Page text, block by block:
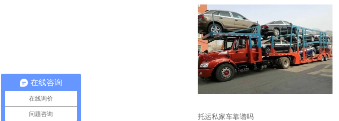
托运私家车靠谱吗
在线咨询
在线询价
问题咨询